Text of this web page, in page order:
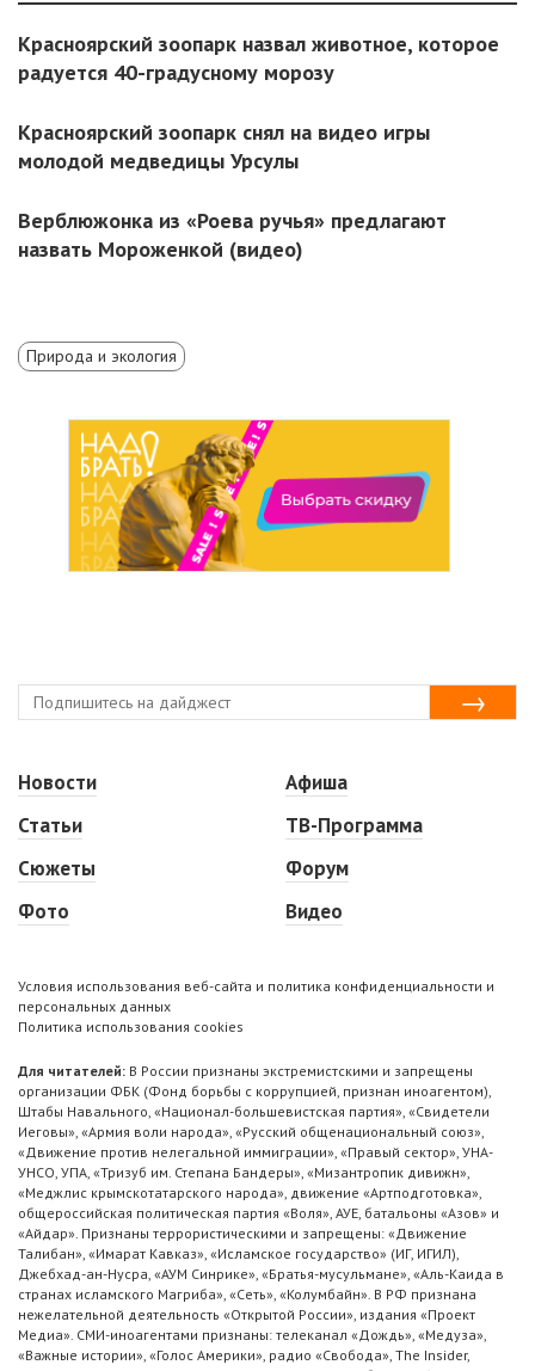
Красноярский зоопарк назвал животное, которое
радуется 40-градусному морозу
Красноярский зоопарк снял на видео игры
молодой медведицы Урсулы
Верблюжонка из «Роева ручья» предлагают
назвать Мороженкой (видео)
Природа и экология
Новости
Статьи
Сюжеты
Фото
Афиша
ТВ-Программа
Форум
Видео
Условия использования веб-сайта и политика конфиденциальности и
персональных данных
Политика использования cookies
Для читателей: В России признаны экстремистскими и запрещены
организации ФБК (Фонд борьбы с коррупцией, признан иноагентом),
Штабы Навального, «Национал-большевистская партия», «Свидетели
Иеговы», «Армия воли народа», «Русский общенациональный союз»,
«Движение против нелегальной иммиграции», «Правый сектор», УНА-
УНСО, УПА, «Тризуб им. Степана Бандеры», «Мизантропик дивижн»,
«Меджлис крымскотатарского народа», движение «Артподготовка»,
общероссийская политическая партия «Воля», АУЕ, батальоны «Азов» и
«Айдар». Признаны террористическими и запрещены: «Движение
Талибан», «Имарат Кавказ», «Исламское государство» (ИГ, ИГИЛ),
Джебхад-ан-Нусра, «АУМ Синрике», «Братья-мусульмане», «Аль-Каида в
странах исламского Магриба», «Сеть», «Колумбайн». В РФ признана
нежелательной деятельность «Открытой России», издания «Проект
Медиа». СМИ-иноагентами признаны: телеканал «Дождь», «Медуза»,
«Важные истории», «Голос Америки», радио «Свобода», The Insider,